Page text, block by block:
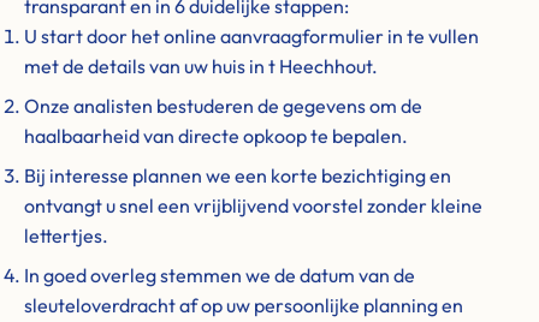
transparant en in 6 duidelijke stappen:
U start door het online aanvraagformulier in te vullen
met de details van uw huis in t Heechhout.
Onze analisten bestuderen de gegevens om de
haalbaarheid van directe opkoop te bepalen.
Bij interesse plannen we een korte bezichtiging en
ontvangt u snel een vrijblijvend voorstel zonder kleine
lettertjes.
In goed overleg stemmen we de datum van de
sleuteloverdracht af op uw persoonlijke planning en